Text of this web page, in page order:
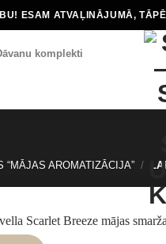
ESAM ATVAĻINĀJUMĀ,
komplekti
“MĀJAS AROMATIZĀCIJA” /